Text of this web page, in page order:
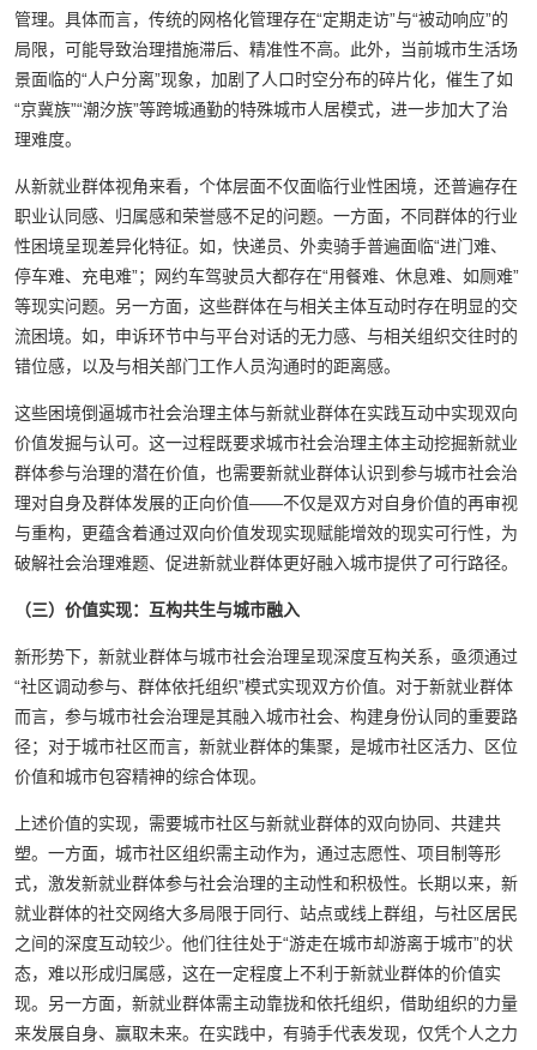
管理。具体而言，传统的网格化管理存在“定期走访”与“被动响应”的
局限，可能导致治理措施滞后、精准性不高。此外，当前城市生活场
景面临的“人户分离”现象，加剧了人口时空分布的碎片化，催生了如
“京冀族”“潮汐族”等跨城通勤的特殊城市人居模式，进一步加大了治
理难度。
从新就业群体视角来看，个体层面不仅面临行业性困境，还普遍存在
职业认同感、归属感和荣誉感不足的问题。一方面，不同群体的行业
性困境呈现差异化特征。如，快递员、外卖骑手普遍面临“进门难、
停车难、充电难”；网约车驾驶员大都存在“用餐难、休息难、如厕难”
等现实问题。另一方面，这些群体在与相关主体互动时存在明显的交
流困境。如，申诉环节中与平台对话的无力感、与相关组织交往时的
错位感，以及与相关部门工作人员沟通时的距离感。
这些困境倒逼城市社会治理主体与新就业群体在实践互动中实现双向
价值发掘与认可。这一过程既要求城市社会治理主体主动挖掘新就业
群体参与治理的潜在价值，也需要新就业群体认识到参与城市社会治
理对自身及群体发展的正向价值——不仅是双方对自身价值的再审视
与重构，更蕴含着通过双向价值发现实现赋能增效的现实可行性，为
破解社会治理难题、促进新就业群体更好融入城市提供了可行路径。
（三）价值实现：互构共生与城市融入
新形势下，新就业群体与城市社会治理呈现深度互构关系，亟须通过
“社区调动参与、群体依托组织”模式实现双方价值。对于新就业群体
而言，参与城市社会治理是其融入城市社会、构建身份认同的重要路
径；对于城市社区而言，新就业群体的集聚，是城市社区活力、区位
价值和城市包容精神的综合体现。
上述价值的实现，需要城市社区与新就业群体的双向协同、共建共
塑。一方面，城市社区组织需主动作为，通过志愿性、项目制等形
式，激发新就业群体参与社会治理的主动性和积极性。长期以来，新
就业群体的社交网络大多局限于同行、站点或线上群组，与社区居民
之间的深度互动较少。他们往往处于“游走在城市却游离于城市”的状
态，难以形成归属感，这在一定程度上不利于新就业群体的价值实
现。另一方面，新就业群体需主动靠拢和依托组织，借助组织的力量
来发展自身、赢取未来。在实践中，有骑手代表发现，仅凭个人之力